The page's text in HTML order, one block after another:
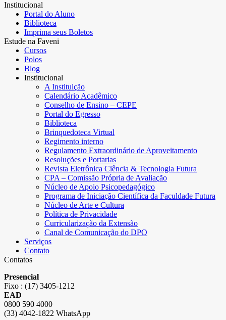
Institucional
Portal do Aluno
Biblioteca
Imprima seus Boletos
Estude na Faveni
Cursos
Polos
Blog
Institucional
A Instituição
Calendário Acadêmico
Conselho de Ensino – CEPE
Portal do Egresso
Biblioteca
Brinquedoteca Virtual
Regimento interno
Regulamento Extraordinário de Aproveitamento
Resoluções e Portarias
Revista Eletrônica Ciência & Tecnologia Futura
CPA – Comissão Própria de Avaliação
Núcleo de Apoio Psicopedagógico
Programa de Iniciação Científica da Faculdade Futura
Núcleo de Arte e Cultura
Política de Privacidade
Curricularização da Extensão
Canal de Comunicação do DPO
Serviços
Contato
Contatos
Presencial
Fixo : (17) 3405-1212
EAD
0800 590 4000
(33) 4042-1822 WhatsApp